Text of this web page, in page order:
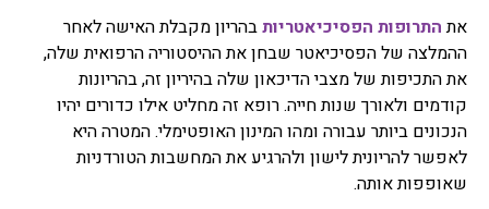
צמחיות, פורמולות צמחי
מרפא נמכרות בצורות שונות
בצורה טבעית, מיובשים,
תמציות, טבליות, כמוסות,
אבקות, תה.
פרחי באך
אתהתרופות הפסיכיאטריותבהריון מקבלת האישה לאחר
ההמלצה של הפסיכיאטר שבחן את ההיסטוריה הרפואית שלה,
את התכיפות של מצבי הדיכאון שלה בהיריון זה, בהריונות
קודמים ולאורך שנות חייה. רופא זה מחליט אילו כדורים יהיו
הנכונים ביותר עבורה ומהו המינון האופטימלי. המטרה היא
לאפשר להריונית לישון ולהרגיע את המחשבות הטורדניות
שאופפות אותה.